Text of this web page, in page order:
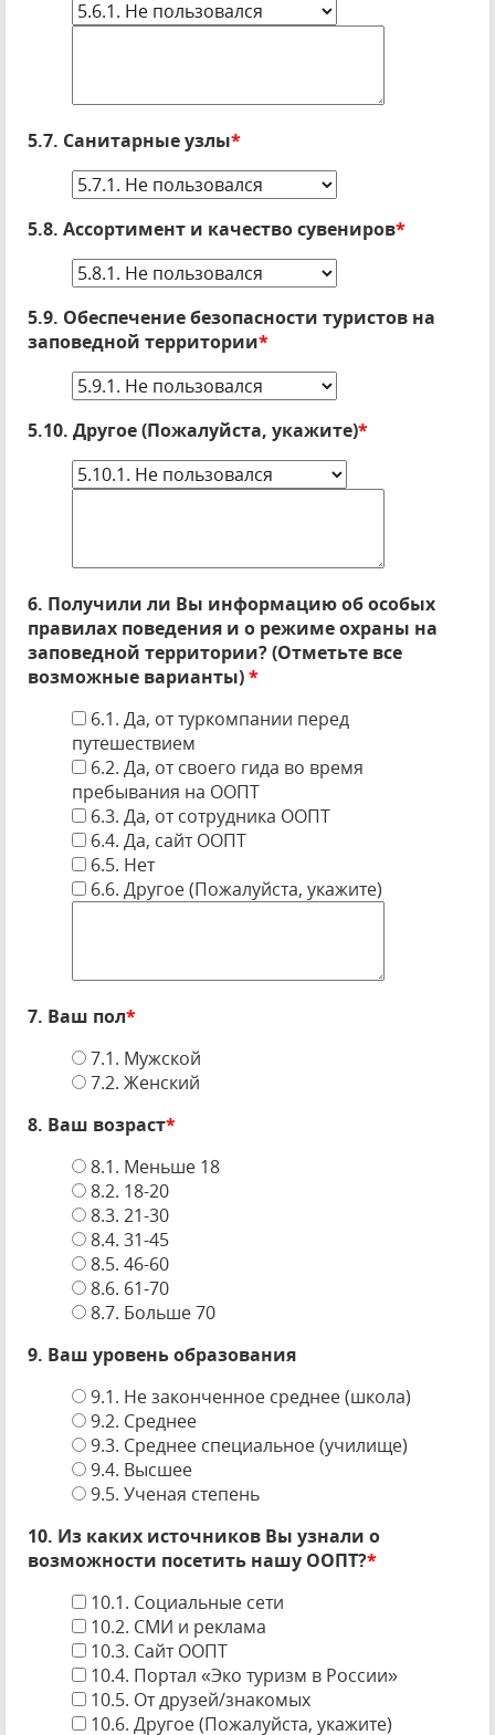
5.7. Санитарные узлы*
5.8. Ассортимент и качество сувениров*
5.9. Обеспечение безопасности туристов на
заповедной территории*
5.10. Другое (Пожалуйста, укажите)*
6. Получили ли Вы информацию об особых
правилах поведения и о режиме охраны на
заповедной территории? (Отметьте все
возможные варианты)*
6.1. Да, от туркомпании перед
путешествием
6.2. Да, от своего гида во время
пребывания на ООПТ
6.3. Да, от сотрудника ООПТ
6.4. Да, сайт ООПТ
6.5. Нет
6.6. Другое (Пожалуйста, укажите)
7. Ваш пол*
7.1. Мужской
7.2. Женский
8. Ваш возраст*
8.1. Меньше 18
8.2. 18-20
8.3. 21-30
8.4. 31-45
8.5. 46-60
8.6. 61-70
8.7. Больше 70
9. Ваш уровень образования
9.1. Не законченное среднее (школа)
9.2. Среднее
9.3. Среднее специальное (училище)
9.4. Высшее
9.5. Ученая степень
10. Из каких источников Вы узнали о
возможности посетить нашу ООПТ?*
10.1. Социальные сети
10.2. СМИ и реклама
10.3. Сайт ООПТ
10.4. Портал «Эко туризм в России»
10.5. От друзей/знакомых
10.6. Другое (Пожалуйста, укажите)